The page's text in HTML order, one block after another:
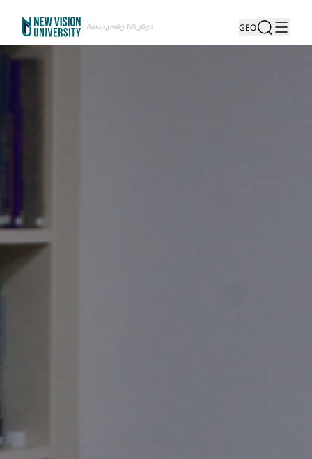
Შთააგონე Ზრუნვა GEO